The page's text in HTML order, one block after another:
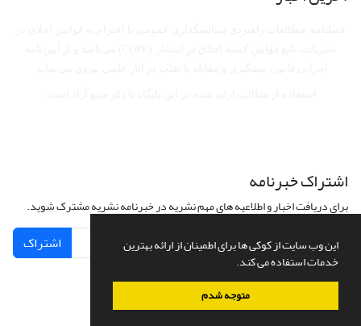
این وب سایت از کوکی ها برای اطمینان از ارائه بهترین
خدمات استفاده می کند.
متوجه شدم
اشتراک خبرنامه
برای دریافت اخبار و اطلاعیه های مهم نشریه در خبرنامه نشریه مشترک شوید.
اشتراک
سامانه مدیریت نشریات علمی.طراحی و پیاده سازی ازسیناوب